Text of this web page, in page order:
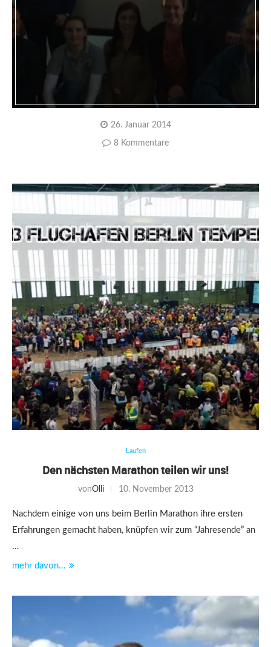
26. Januar 2014
8 Kommentare
Laufen
Den nächsten Marathon teilen wir uns!
vonOlli 10. November 2013
Nachdem einige von uns beim Berlin Marathon ihre ersten
Erfahrungen gemacht haben, knüpfen wir zum “Jahresende” an
…
mehr davon...